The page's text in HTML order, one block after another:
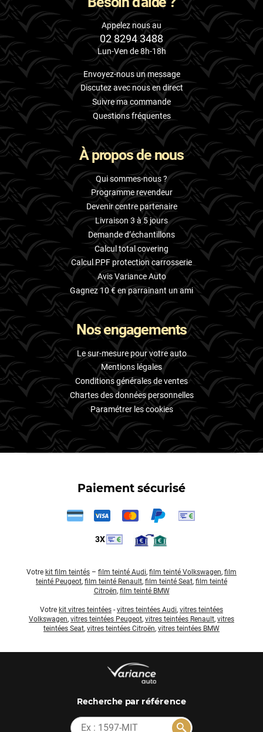
Appelez nous au
02 8294 3488
Lun-Ven de 8h-18h
Envoyez-nous un message
Discutez avec nous en direct
Suivre ma commande
Questions fréquentes
À propos de nous
Qui sommes-nous ?
Programme revendeur
Devenir centre partenaire
Livraison 3 à 5 jours
Demande d’échantillons
Calcul total covering
Calcul PPF protection carrosserie
Avis Variance Auto
Gagnez 10 € en parrainant un ami
Nos engagements
Le sur-mesure pour votre auto
Mentions légales
Conditions générales de ventes
Chartes des données personnelles
Paramétrer les cookies
Paiement sécurisé
3X
Votre kit film teintés – film teinté Audi, film teinté Volkswagen, film
teinté Peugeot, film teinté Renault, film teinté Seat, film teinté
Citroën, film teinté BMW
Votre kit vitres teintées - vitres teintées Audi, vitres teintées
Volkswagen, vitres teintées Peugeot, vitres teintées Renault, vitres
teintées Seat, vitres teintées Citroën, vitres teintées BMW
Recherchepar référence